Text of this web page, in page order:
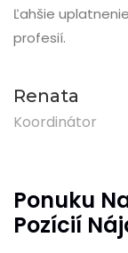
Ľahšie
profesií.
Renata
Koordinátor
Ponuku
Pozícií